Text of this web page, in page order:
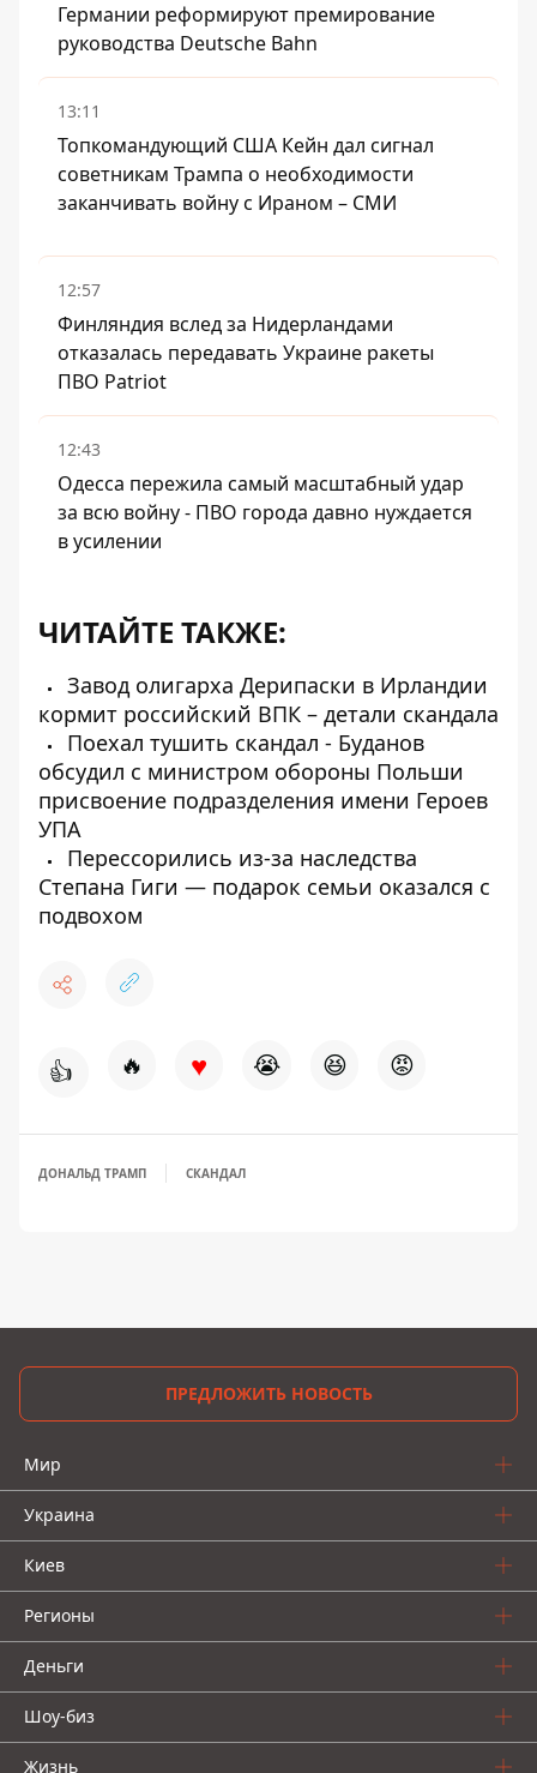
Германии реформируют премирование
руководства Deutsche Bahn
13:11
Топкомандующий США Кейн дал сигнал
советникам Трампа о необходимости
заканчивать войну с Ираном – СМИ
12:57
Финляндия вслед за Нидерландами
отказалась передавать Украине ракеты
ПВО Patriot
12:43
Одесса пережила самый масштабный удар
за всю войну - ПВО города давно нуждается
в усилении
ЧИТАЙТЕ ТАКЖЕ:
Завод олигарха Дерипаски в Ирландии
кормит российский ВПК – детали скандала
Поехал тушить скандал - Буданов
обсудил с министром обороны Польши
присвоение подразделения имени Героев
УПА
Перессорились из-за наследства
Степана Гиги — подарок семьи оказался с
подвохом
👍 🔥 ♥ 😭 😆 😡
ДОНАЛЬД ТРАМП СКАНДАЛ
ПРЕДЛОЖИТЬ НОВОСТЬ
Мир
Украина
Киев
Регионы
Деньги
Шоу-биз
Жизнь